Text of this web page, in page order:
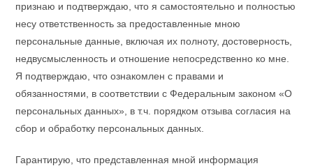
признаю и подтверждаю, что я самостоятельно и полностью
несу ответственность за предоставленные мною
персональные данные, включая их полноту, достоверность,
недвусмысленность и отношение непосредственно ко мне.
Я подтверждаю, что ознакомлен с правами и
обязанностями, в соответствии с Федеральным законом «О
персональных данных», в т.ч. порядком отзыва согласия на
сбор и обработку персональных данных.
Гарантирую, что представленная мной информация